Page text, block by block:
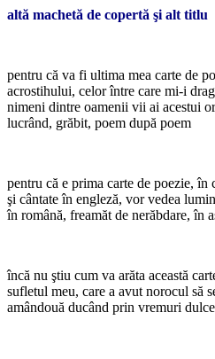
altă machetă de copertă şi alt titlu
pentru că va fi ultima mea carte de
acrostihului, celor între care mi-i
nimeni dintre oamenii vii ai acestui
lucrând, grăbit, poem după poem
pentru că e prima carte de poezie,
şi cântate în engleză, vor vedea
în română, freamăt de nerăbdare, în
încă nu ştiu cum va arăta această
sufletul meu, care a avut norocul să
amândouă ducând prin vremuri